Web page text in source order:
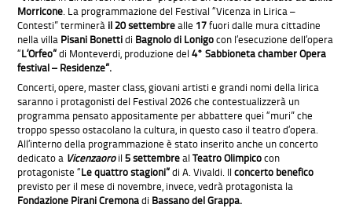
Morricone. La programmazione del Festival “Vicenza in Lirica –
Contesti” terminerà il 20 settembrealle 17fuori dalle mura cittadine
nella villa Pisani Bonettidi Bagnolo di Lonigocon l’esecuzione dell’opera
“L’Orfeo”di Monteverdi, produzione del4° Sabbioneta chamber Opera
festival – Residenze”.
Concerti, opere, master class, giovani artisti e grandi nomi della lirica
saranno i protagonisti del Festival 2026 che contestualizzerà un
programma pensato appositamente per abbattere quei “muri” che
troppo spesso ostacolano la cultura, in questo caso il teatro d’opera.
All’interno della programmazione è stato inserito anche un concerto
dedicato a Vicenzaoroil5 settembrealTeatro Olimpicocon
protagoniste “Le quattro stagioni”di A. Vivaldi. Ilconcerto benefico
previsto per il mese di novembre, invece, vedrà protagonista la
Fondazione Pirani Cremonadi Bassano del Grappa.